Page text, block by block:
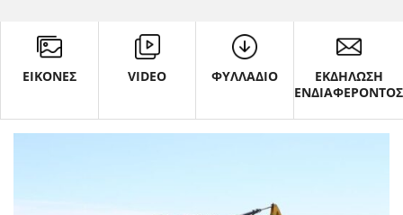
ΕΙΚΟΝΕΣ VIDEO ΦΥΛΛΑΔΙΟ
ΕΚΔΗΛΩΣΗ
ΕΝΔΙΑΦΕΡΟΝΤΟΣ